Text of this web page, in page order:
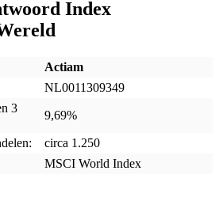
Index
Actiam
NL0011309349
3
9,69%
circa 1.250
MSCI World Index